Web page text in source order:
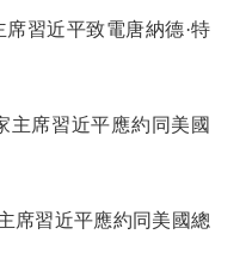
習近平致電唐納德·特
席習近平應約同美國
席習近平應約同美國總